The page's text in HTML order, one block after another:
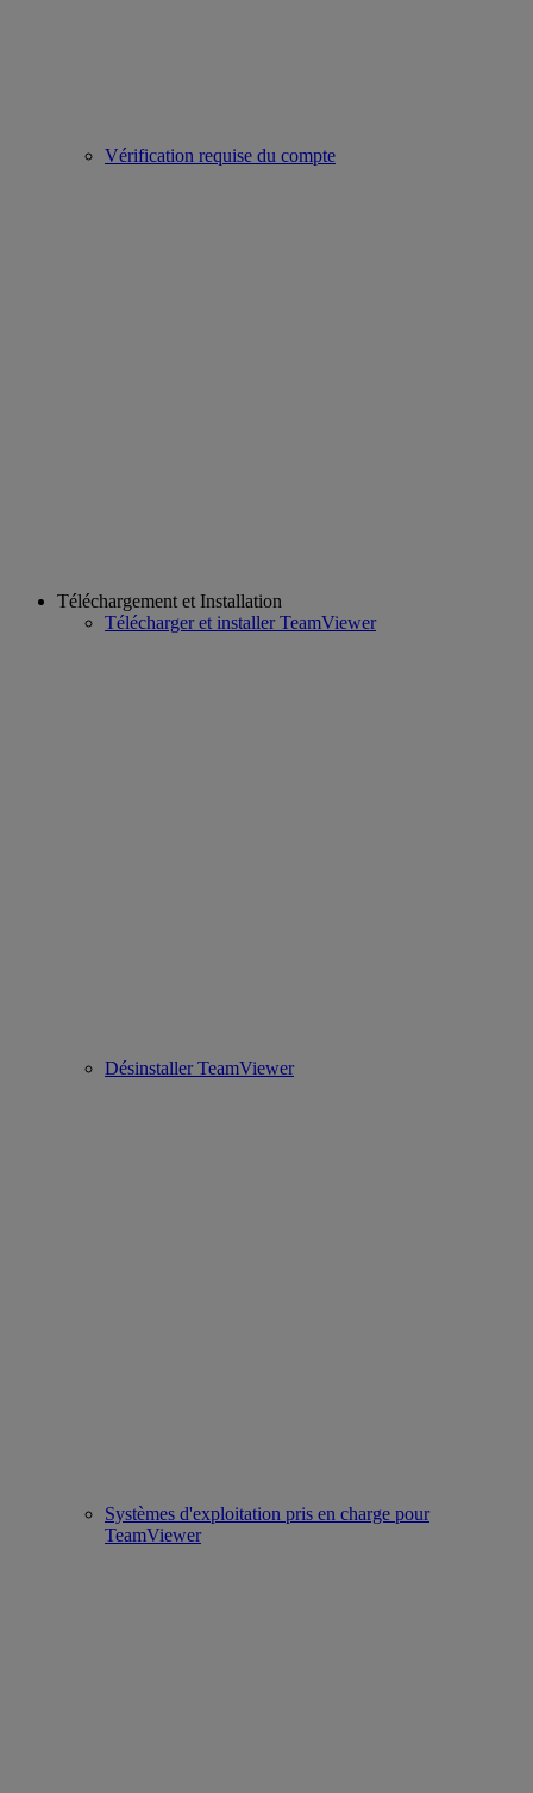
Vérification requise du compte
Téléchargement et Installation
Télécharger et installer TeamViewer
Désinstaller TeamViewer
Systèmes d'exploitation pris en charge pour
TeamViewer